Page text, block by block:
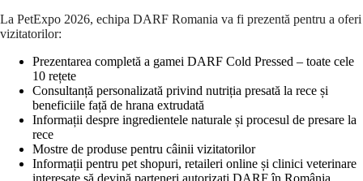
La PetExpo 2026, echipa DARF Romania va fi prezentă pentru a oferi
vizitatorilor:
Prezentarea completă a gamei DARF Cold Pressed – toate cele
10 rețete
Consultanță personalizată privind nutriția presată la rece și
beneficiile față de hrana extrudată
Informații despre ingredientele naturale și procesul de presare la
rece
Mostre de produse pentru câinii vizitatorilor
Informații pentru pet shopuri, retaileri online și clinici veterinare